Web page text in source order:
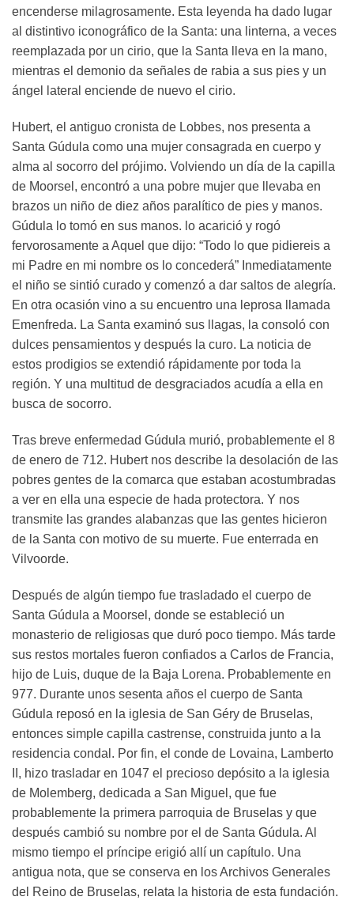
encenderse milagrosamente. Esta leyenda ha dado lugar
al distintivo iconográfico de la Santa: una linterna, a veces
reemplazada por un cirio, que la Santa lleva en la mano,
mientras el demonio da señales de rabia a sus pies y un
ángel lateral enciende de nuevo el cirio.
Hubert, el antiguo cronista de Lobbes, nos presenta a
Santa Gúdula como una mujer consagrada en cuerpo y
alma al socorro del prójimo. Volviendo un día de la capilla
de Moorsel, encontró a una pobre mujer que llevaba en
brazos un niño de diez años paralítico de pies y manos.
Gúdula lo tomó en sus manos. lo acarició y rogó
fervorosamente a Aquel que dijo: “Todo lo que pidiereis a
mi Padre en mi nombre os lo concederá” Inmediatamente
el niño se sintió curado y comenzó a dar saltos de alegría.
En otra ocasión vino a su encuentro una leprosa llamada
Emenfreda. La Santa examinó sus llagas, la consoló con
dulces pensamientos y después la curo. La noticia de
estos prodigios se extendió rápidamente por toda la
región. Y una multitud de desgraciados acudía a ella en
busca de socorro.
Tras breve enfermedad Gúdula murió, probablemente el 8
de enero de 712. Hubert nos describe la desolación de las
pobres gentes de la comarca que estaban acostumbradas
a ver en ella una especie de hada protectora. Y nos
transmite las grandes alabanzas que las gentes hicieron
de la Santa con motivo de su muerte. Fue enterrada en
Vilvoorde.
Después de algún tiempo fue trasladado el cuerpo de
Santa Gúdula a Moorsel, donde se estableció un
monasterio de religiosas que duró poco tiempo. Más tarde
sus restos mortales fueron confiados a Carlos de Francia,
hijo de Luis, duque de la Baja Lorena. Probablemente en
977. Durante unos sesenta años el cuerpo de Santa
Gúdula reposó en la iglesia de San Géry de Bruselas,
entonces simple capilla castrense, construida junto a la
residencia condal. Por fin, el conde de Lovaina, Lamberto
II, hizo trasladar en 1047 el precioso depósito a la iglesia
de Molemberg, dedicada a San Miguel, que fue
probablemente la primera parroquia de Bruselas y que
después cambió su nombre por el de Santa Gúdula. Al
mismo tiempo el príncipe erigió allí un capítulo. Una
antigua nota, que se conserva en los Archivos Generales
del Reino de Bruselas, relata la historia de esta fundación.